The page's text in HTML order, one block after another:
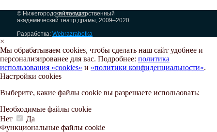
на главную
© Нижегородский государственный
академический театр драмы, 2009–2020
Разработка: Webrazrabotka
×
Мы обрабатываем cookies, чтобы сделать наш сайт удобнее и
персонализированее для вас. Подробнее: политика
использования «cookies» и «политики конфиденциальности».
Настройки cookies
Выберите, какие файлы cookie вы разрешаете использовать:
Необходимые файлы cookie
Нет
Да
Функциональные файлы cookie